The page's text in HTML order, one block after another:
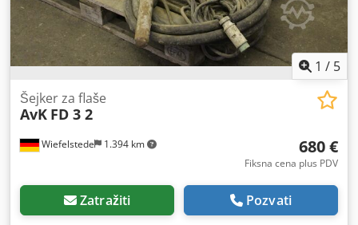
1 / 5
Wiefelstede 1.394 km
Šejker za flaše
AvK FD 3 2
680 €
Fiksna cena plus PDV
Zatražiti Pozvati